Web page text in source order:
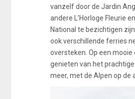
vanzelf door de Jardin
andere L’Horloge Fleurie
National te bezichtigen
ook verschillende ferries
oversteken. Op een mooie
genieten van het
meer, met de Alpen op de